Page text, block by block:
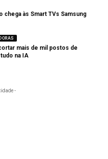
chega às Smart TVs Samsung
mais de mil postos de
na IA
-